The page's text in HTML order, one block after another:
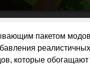
пакетом
которые